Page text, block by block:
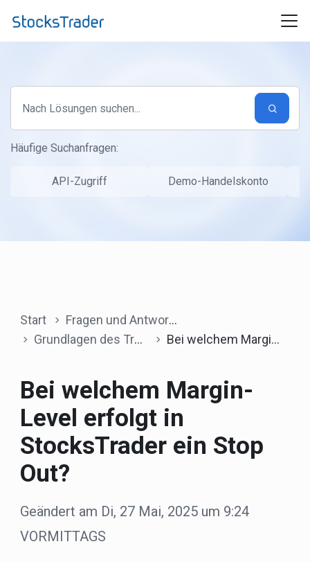
Häufige Suchanfragen:
API-Zugriff Demo-Handelskonto
Start
Fragen und Antworten
Grundlagen des Tradings
Bei welchem Margin-Level erfolgt in StocksTrader ein Stop Out?
Bei welchem Margin-
Level erfolgt in
StocksTrader ein Stop
Out?
Geändert am Di, 27 Mai, 2025 um 9:24
VORMITTAGS